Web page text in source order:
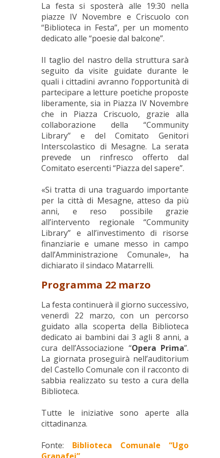
La festa si sposterà alle 19:30 nella
piazze IV Novembre e Criscuolo con
“Biblioteca in Festa”, per un momento
dedicato alle “poesie dal balcone”.
Il taglio del nastro della struttura sarà
seguito da visite guidate durante le
quali i cittadini avranno l’opportunità di
partecipare a letture poetiche proposte
liberamente, sia in Piazza IV Novembre
che in Piazza Criscuolo, grazie alla
collaborazione della “Community
Library” e del Comitato Genitori
Interscolastico di Mesagne. La serata
prevede un rinfresco offerto dal
Comitato esercenti “Piazza del sapere”.
«Si tratta di una traguardo importante
per la città di Mesagne, atteso da più
anni, e reso possibile grazie
all’intervento regionale “Community
Library” e all’investimento di risorse
finanziarie e umane messo in campo
dall’Amministrazione Comunale», ha
dichiarato il sindaco Matarrelli.
Programma 22 marzo
La festa continuerà il giorno successivo,
venerdì 22 marzo, con un percorso
guidato alla scoperta della Biblioteca
dedicato ai bambini dai 3 agli 8 anni, a
cura dell’Associazione “Opera Prima”.
La giornata proseguirà nell’auditorium
del Castello Comunale con il racconto di
sabbia realizzato su testo a cura della
Biblioteca.
Tutte le iniziative sono aperte alla
cittadinanza.
Fonte: Biblioteca Comunale “Ugo